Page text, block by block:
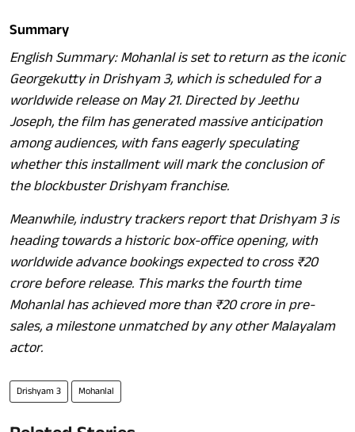
Summary
English Summary: Mohanlal is set to return as the iconic
Georgekutty in Drishyam 3, which is scheduled for a
worldwide release on May 21. Directed by Jeethu
Joseph, the film has generated massive anticipation
among audiences, with fans eagerly speculating
whether this installment will mark the conclusion of
the blockbuster Drishyam franchise.
Meanwhile, industry trackers report thatDrishyam 3is
heading towards a historic box-office opening, with
worldwide advance bookings expected to cross ₹20
crore before release. This marks the fourth time
Mohanlal has achieved more than ₹20 crore in pre-
sales, a milestone unmatched by any other Malayalam
actor.
Drishyam 3 Mohanlal